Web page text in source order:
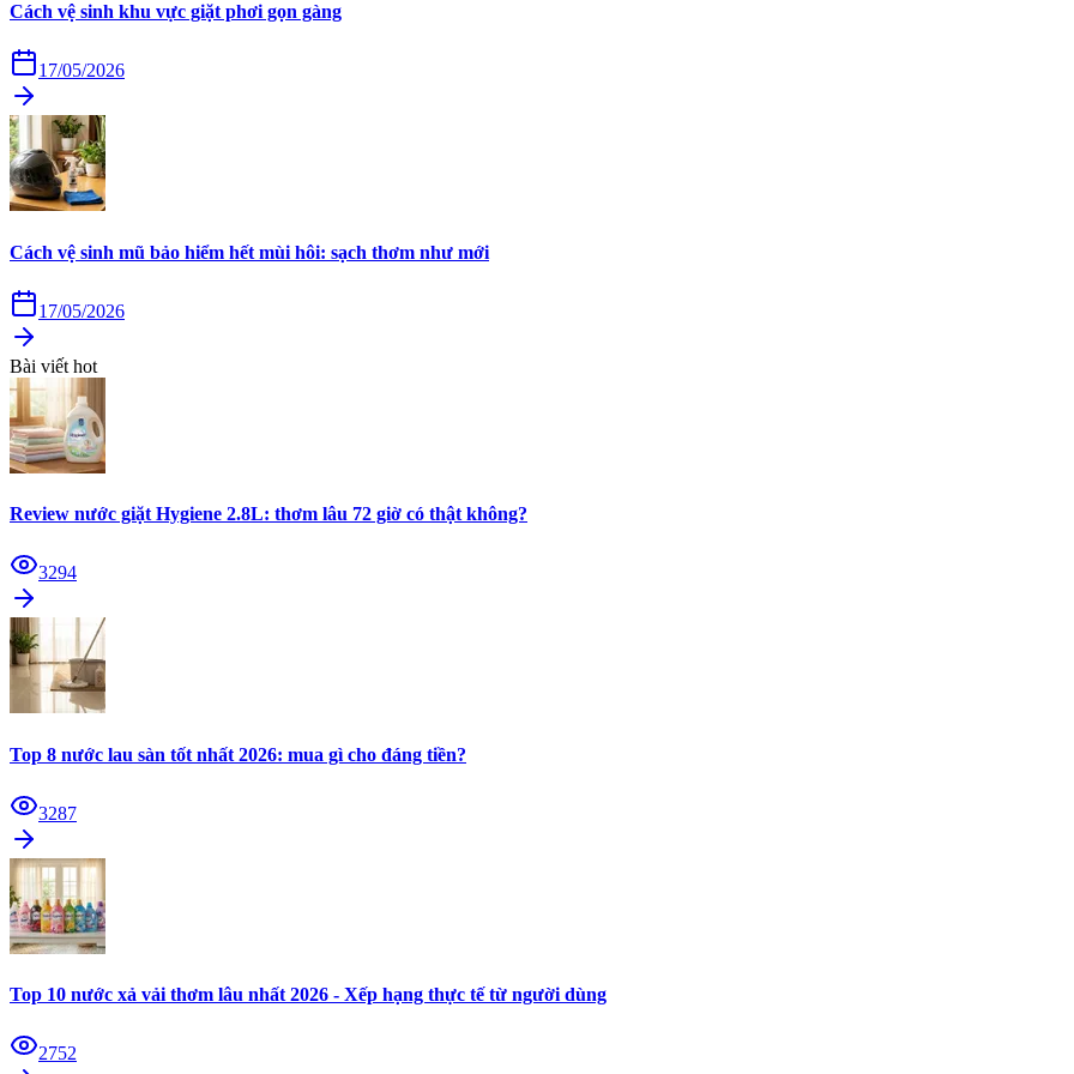
Cách vệ sinh khu vực giặt phơi gọn gàng
17/05/2026
Cách vệ sinh mũ bảo hiểm hết mùi hôi: sạch thơm như mới
17/05/2026
Bài viết hot
Review nước giặt Hygiene 2.8L: thơm lâu 72 giờ có thật không?
3294
Top 8 nước lau sàn tốt nhất 2026: mua gì cho đáng tiền?
3287
Top 10 nước xả vải thơm lâu nhất 2026 - Xếp hạng thực tế từ người dùng
2752